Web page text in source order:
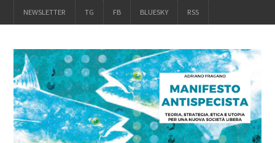
NEWSLETTER TG FB BLUESKY RSS